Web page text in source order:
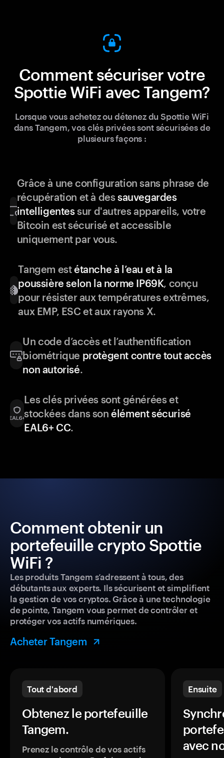
Comment sécuriser votre
Spottie WiFi avec Tangem?
Lorsque vous achetez ou détenez du Spottie WiFi
dans Tangem, vos clés privées sont sécurisées de
plusieurs façons :
Grâce à une configuration sans phrase de
récupération et à dessauvegardes
intelligentessur d'autres appareils, votre
Bitcoin est sécurisé et accessible
uniquement par vous.
Tangem estétanche à l’eau et à la
poussière selon la norme IP69K, conçu
pour résister aux températures extrêmes,
aux EMP, ESC et aux rayons X.
Un code d’accès et l’authentification
biométrique protègent contre tout accès
non autorisé.
Les clés privées sont générées et
stockées dans sonélément sécurisé
EAL6+ CC.
Comment obtenir un
portefeuille crypto Spottie
WiFi ?
Les produits Tangem s’adressent à tous, des
débutants aux experts. Ils sécurisent et simplifient
la gestion de vos cryptos. Grâce à une technologie
de pointe, Tangem vous permet de contrôler et
protéger vos actifs numériques.
Acheter Tangem
Tout d'abord
Obtenez le portefeuille
Tangem.
Prenez le contrôle de vos actifs
Ensuite
avec